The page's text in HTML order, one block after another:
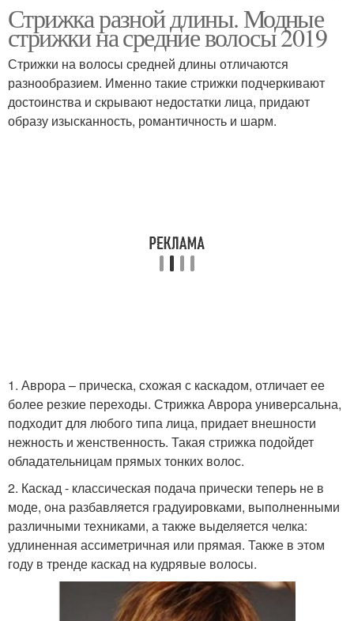
Женские волосы
Каскад на короткую
длину
Длины на средние
волосы
Стрижка разной длины. Модные
стрижки на средние волосы 2019
Стрижки на волосы средней длины отличаются
разнообразием. Именно такие стрижки подчеркивают
достоинства и скрывают недостатки лица, придают
образу изысканность, романтичность и шарм.
1. Аврора – прическа, схожая с каскадом, отличает ее
более резкие переходы. Стрижка Аврора универсальна,
подходит для любого типа лица, придает внешности
нежность и женственность. Такая стрижка подойдет
обладательницам прямых тонких волос.
2. Каскад - классическая подача прически теперь не в
моде, она разбавляется градуировками, выполненными
различными техниками, а также выделяется челка:
удлиненная ассиметричная или прямая. Также в этом
году в тренде каскад на кудрявые волосы.